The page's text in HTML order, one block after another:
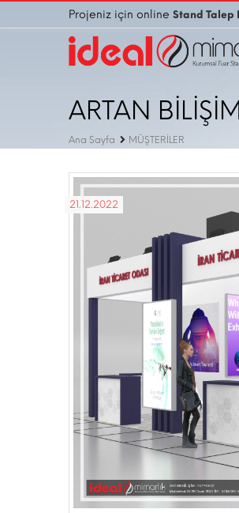
Projeniz için online Stand Talep
ARTAN
Ana Sayfa MÜŞTERİLER
21.12.2022